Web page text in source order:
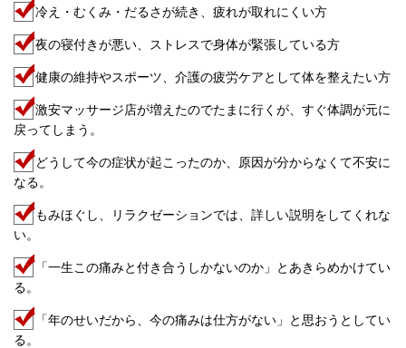
冷え・むくみ・だるさが続き、疲れが取れにくい方
夜の寝付きが悪い、ストレスで身体が緊張している方
健康の維持やスポーツ、介護の疲労ケアとして体を整えたい方
激安マッサージ店が増えたのでたまに行くが、すぐ体調が元に
戻ってしまう。
どうして今の症状が起こったのか、原因が分からなくて不安に
なる。
もみほぐし、リラクゼーションでは、詳しい説明をしてくれな
い。
「一生この痛みと付き合うしかないのか」とあきらめかけてい
る。
「年のせいだから、今の痛みは仕方がない」と思おうとしてい
る。